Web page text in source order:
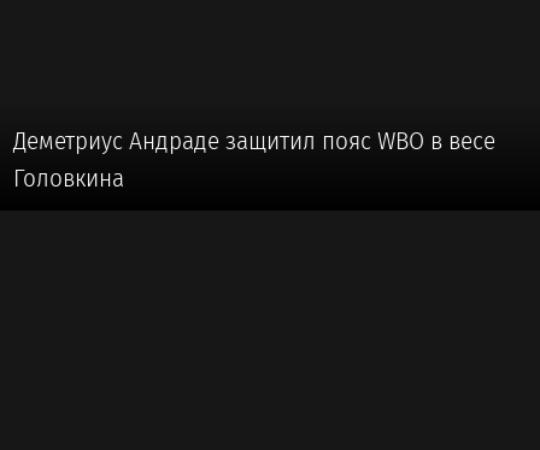
Деметриус Андраде защитил пояс WBO в весе
Головкина
🥊 #БОКС